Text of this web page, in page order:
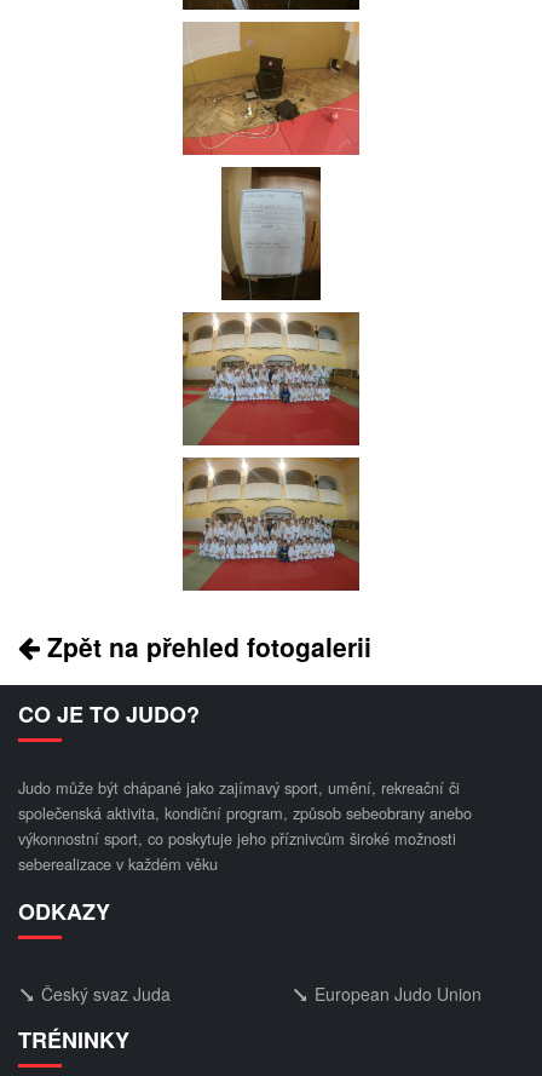
Zpět na přehled fotogalerii
CO JE TO JUDO?
Judo může být chápané jako zajímavý sport, umění, rekreační či
společenská aktivita, kondiční program, způsob sebeobrany anebo
výkonnostní sport, co poskytuje jeho příznivcům široké možnosti
seberealizace v každém věku
ODKAZY
Český svaz Juda European Judo Union
TRÉNINKY